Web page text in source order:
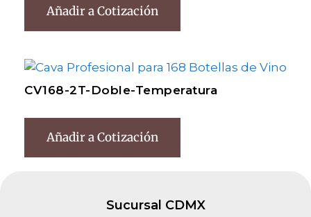
Añadir a Cotización
CV168-2T-Doble-Temperatura
Añadir a Cotización
Sucursal CDMX